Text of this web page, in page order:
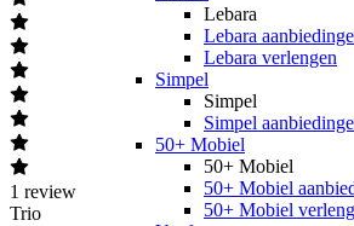
Lebara
Lebara
Lebara verlengen
Simpel
Simpel
Simpel
50+ Mobiel
50+ Mobiel
50+ Mobiel
50+ Mobiel
1 review
Trio